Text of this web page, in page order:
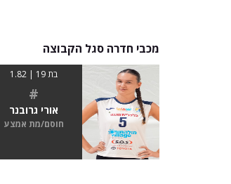
מכבי חדרה סגל הקבוצה
בת 19 | 1.82
#
אורי גרובנר
חוסם/מת אמצע